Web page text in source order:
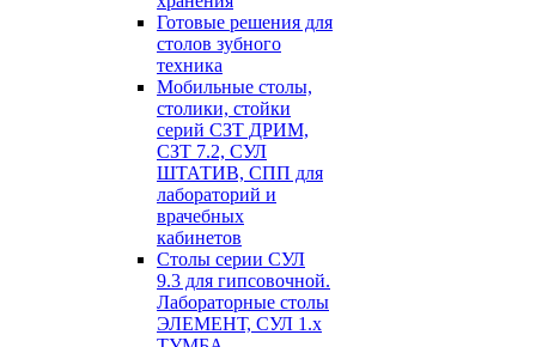
Готовые решения для
столов зубного
техника
Мобильные столы,
столики, стойки
серий СЗТ ДРИМ,
СЗТ 7.2, СУЛ
ШТАТИВ, СПП для
лабораторий и
врачебных
кабинетов
Столы серии СУЛ
9.3 для гипсовочной.
Лабораторные столы
ЭЛЕМЕНТ, СУЛ 1.х